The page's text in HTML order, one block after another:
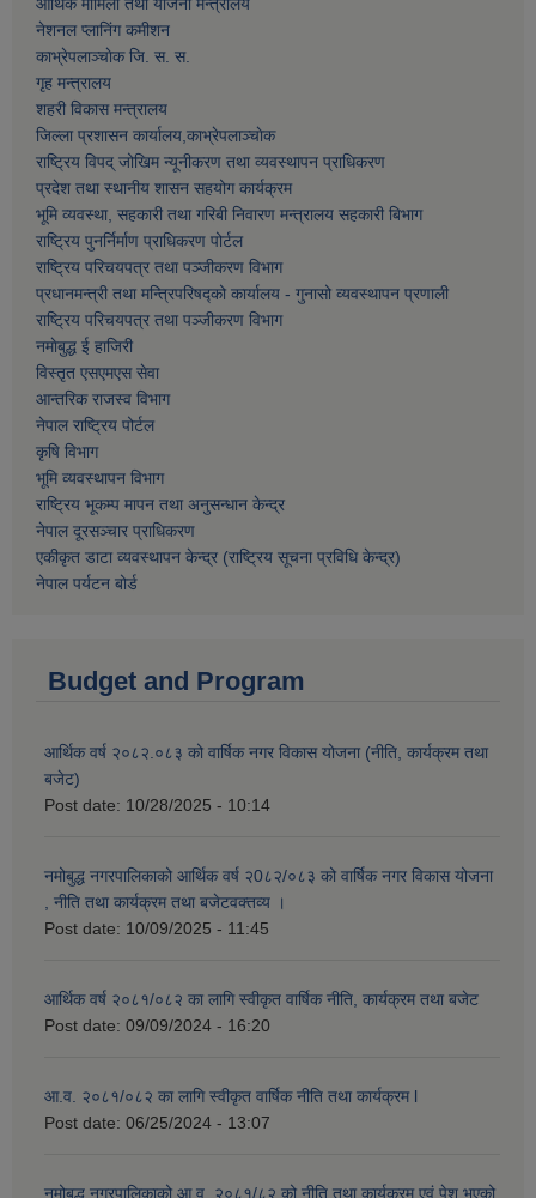
आर्थिक मामिला तथा याेजना मन्त्रालय
नेशनल प्लानिंग कमीशन
काभ्रेपलाञ्चाेक जि. स. स.
गृह मन्त्रालय
शहरी विकास मन्त्रालय
जिल्ला प्रशासन कार्यालय,काभ्रेपलाञ्चाेक
राष्ट्रिय विपद् जोखिम न्यूनीकरण तथा व्यवस्थापन प्राधिकरण
प्रदेश तथा स्थानीय शासन सहयोग कार्यक्रम
भूमि व्यवस्था, सहकारी तथा गरिबी निवारण मन्त्रालय सहकारी बिभाग
राष्ट्रिय पुनर्निर्माण प्राधिकरण पोर्टल
राष्ट्रिय परिचयपत्र तथा पञ्जीकरण विभाग
प्रधानमन्त्री तथा मन्त्रिपरिषद्को कार्यालय - गुनासो व्यवस्थापन प्रणाली
राष्ट्रिय परिचयपत्र तथा पञ्जीकरण विभाग
नमाेबुद्ध ई हाजिरी
विस्तृत एसएमएस सेवा
आन्तरिक राजस्व विभाग
नेपाल राष्ट्रिय पोर्टल
कृषि विभाग
भूमि व्यवस्थापन विभाग
राष्ट्रिय भूकम्प मापन तथा अनुसन्धान केन्द्र
नेपाल दूरसञ्चार प्राधिकरण
एकीकृत डाटा व्यवस्थापन केन्द्र (राष्ट्रिय सूचना प्रविधि केन्द्र)
नेपाल पर्यटन बोर्ड
Budget and Program
आर्थिक वर्ष २०८२.०८३ को वार्षिक नगर विकास योजना (नीति, कार्यक्रम तथा
बजेट)
Post date: 10/28/2025 - 10:14
नमोबुद्ध नगरपालिकाको आर्थिक वर्ष २0८२/०८३ को वार्षिक नगर विकास योजना
, नीति तथा कार्यक्रम तथा बजेटवक्तव्य ।
Post date: 10/09/2025 - 11:45
आर्थिक वर्ष २०८१/०८२ का लागि स्वीकृत वार्षिक नीति, कार्यक्रम तथा बजेट
Post date: 09/09/2024 - 16:20
आ.व. २०८१/०८२ का लागि स्वीकृत वार्षिक नीति तथा कार्यक्रम l
Post date: 06/25/2024 - 13:07
नमोबुद्ध नगरपालिकाको आ‍.व. २०८१/८२ को नीति तथा कार्यक्रम एवं पेश भएको